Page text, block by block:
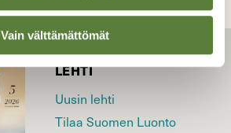
Vain välttämättömät
LEHTI
Uusin lehti
Tilaa Suomen Luonto